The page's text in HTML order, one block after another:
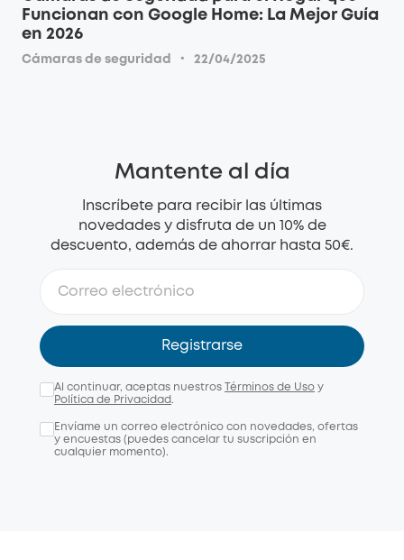
Funcionan con Google Home: La Mejor Guía
en 2026
Cámaras de seguridad · 22/04/2025
Mantente al día
Inscríbete para recibir las últimas
novedades y disfruta de un 10% de
descuento, además de ahorrar hasta 50€.
Registrarse
Al continuar, aceptas nuestros Términos de Uso y
Política de Privacidad.
Envíame un correo electrónico con novedades, ofertas
y encuestas (puedes cancelar tu suscripción en
cualquier momento).